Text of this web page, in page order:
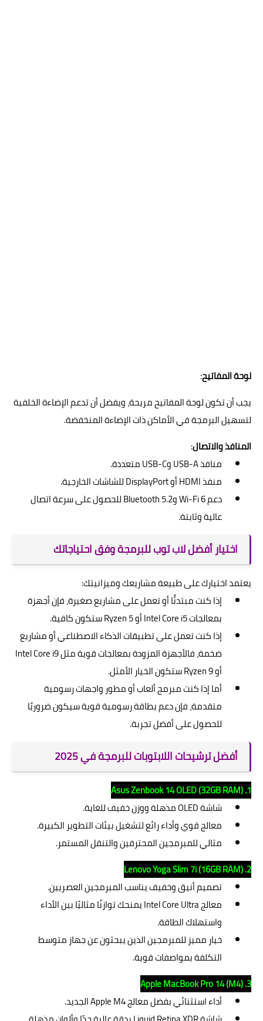
لوحة المفاتيح:
يجب أن تكون لوحة المفاتيح مريحة، ويفضل أن تدعم الإضاءة الخلفية
لتسهيل البرمجة في الأماكن ذات الإضاءة المنخفضة.
المنافذ والاتصال:
منافذ USB-A وUSB-C متعددة.
منفذ HDMI أو DisplayPort للشاشات الخارجية.
دعم Wi-Fi 6 وBluetooth 5.2 للحصول على سرعة اتصال
عالية وثابتة.
اختيار أفضل لاب توب للبرمجة وفق احتياجاتك
يعتمد اختيارك على طبيعة مشاريعك وميزانيتك:
إذا كنت مبتدئًا أو تعمل على مشاريع صغيرة، فإن أجهزة
بمعالجات Intel Core i5 أو Ryzen 5 ستكون كافية.
إذا كنت تعمل على تطبيقات الذكاء الاصطناعي أو مشاريع
ضخمة، فالأجهزة المزودة بمعالجات قوية مثل Intel Core i9
أو Ryzen 9 ستكون الخيار الأمثل.
أما إذا كنت مبرمج ألعاب أو مطور واجهات رسومية
متقدمة، فإن دعم بطاقة رسومية قوية سيكون ضروريًا
للحصول على أفضل تجربة.
أفضل ترشيحات اللابتوبات للبرمجة في 2025
1. Asus Zenbook 14 OLED (32GB RAM)
شاشة OLED مذهلة ووزن خفيف للغاية.
معالج قوي وأداء رائع لتشغيل بيئات التطوير الكبيرة.
مثالي للمبرمجين المحترفين والتنقل المستمر.
2. Lenovo Yoga Slim 7i (16GB RAM)
تصميم أنيق وخفيف يناسب المبرمجين العصريين.
معالج Intel Core Ultra يمنحك توازنًا مثاليًا بين الأداء
واستهلاك الطاقة.
خيار مميز للمبرمجين الذين يبحثون عن جهاز متوسط
التكلفة بمواصفات قوية.
3. Apple MacBook Pro 14 (M4)
أداء استثنائي بفضل معالج Apple M4 الجديد.